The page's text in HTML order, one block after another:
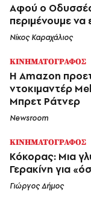
Αφού ο
περιμένουμε να
Νίκος Καραχάλιος
ΚΙΝΗΜΑΤΟΓΡΑΦΟΣ
Η Amazon
ντοκιμαντέρ
Μπρετ Ράτνερ
Newsroom
ΚΙΝΗΜΑΤΟΓΡΑΦΟΣ
Κόκορας: Μια
Γερακίνη για
Γιώργος Δήμος